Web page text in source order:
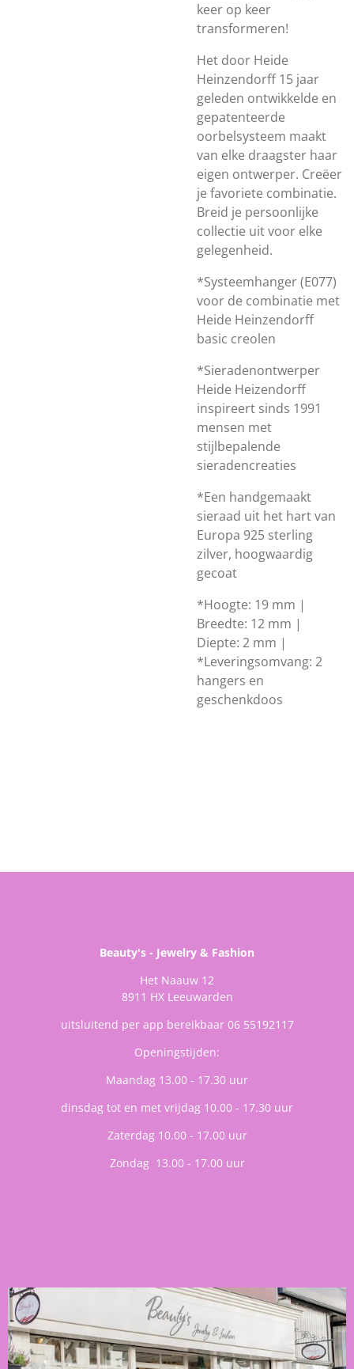
keer op keer
transformeren!
Het door Heide
Heinzendorff 15 jaar
geleden ontwikkelde en
gepatenteerde
oorbelsysteem maakt
van elke draagster haar
eigen ontwerper. Creëer
je favoriete combinatie.
Breid je persoonlijke
collectie uit voor elke
gelegenheid.
*Systeemhanger (E077)
voor de combinatie met
Heide Heinzendorff
basic creolen
*Sieradenontwerper
Heide Heizendorff
inspireert sinds 1991
mensen met
stijlbepalende
sieradencreaties
*Een handgemaakt
sieraad uit het hart van
Europa 925 sterling
zilver, hoogwaardig
gecoat
*Hoogte: 19 mm |
Breedte: 12 mm |
Diepte: 2 mm |
*Leveringsomvang: 2
hangers en
geschenkdoos
Beauty's - Jewelry & Fashion
Het Naauw 12
8911 HX Leeuwarden
uitsluitend per app bereikbaar 06 55192117
Openingstijden:
Maandag 13.00 - 17.30 uur
dinsdag tot en met vrijdag 10.00 - 17.30 uur
Zaterdag 10.00 - 17.00 uur
Zondag 13.00 - 17.00 uur